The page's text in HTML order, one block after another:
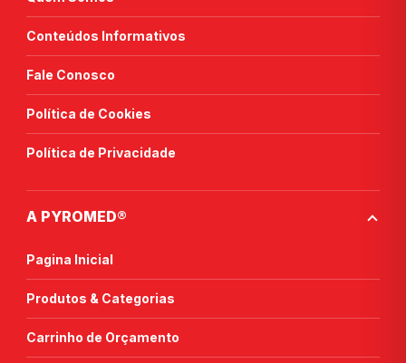
Conteúdos Informativos
Fale Conosco
Política de Cookies
Política de Privacidade
A PYROMED®
Pagina Inicial
Produtos & Categorias
Carrinho de Orçamento